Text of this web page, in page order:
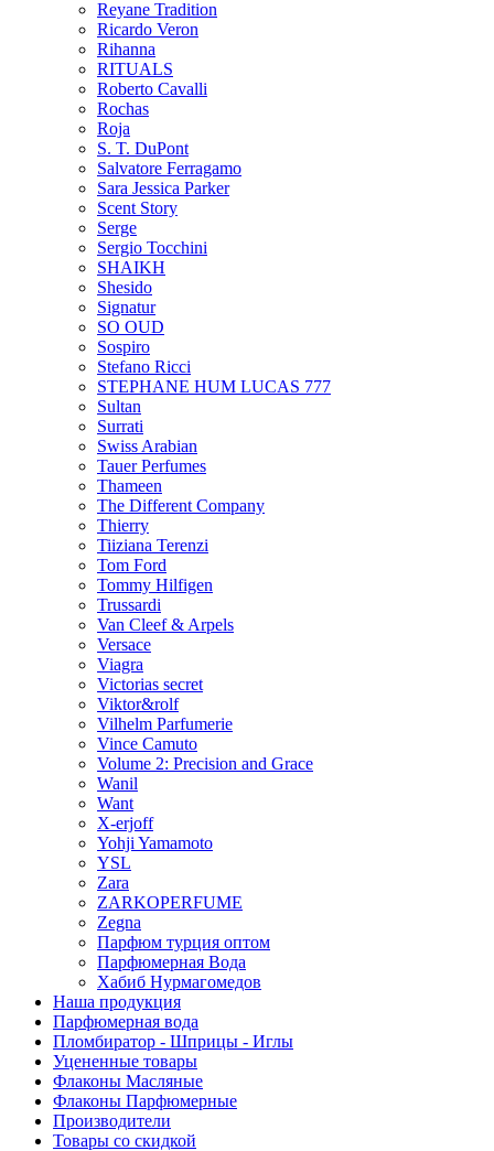
Reyane Tradition
Ricardo Veron
Rihanna
RITUALS
Roberto Cavalli
Rochas
Roja
S. T. DuPont
Salvatore Ferragamo
Sara Jessica Parker
Scent Story
Serge
Sergio Tocchini
SHAIKH
Shesido
Signatur
SO OUD
Sospiro
Stefano Ricci
STEPHANE HUM LUCAS 777
Sultan
Surrati
Swiss Arabian
Tauer Perfumes
Thameen
The Different Company
Thierry
Tiiziana Terenzi
Tom Ford
Tommy Hilfigen
Trussardi
Van Cleef & Arpels
Versace
Viagra
Victorias secret
Viktor&rolf
Vilhelm Parfumerie
Vince Camuto
Volume 2: Precision and Grace
Wanil
Want
X-erjoff
Yohji Yamamoto
YSL
Zara
ZARKOPERFUME
Zegna
Парфюм турция оптом
Парфюмерная Вода
Хабиб Нурмагомедов
Наша продукция
Парфюмерная вода
Пломбиратор - Шприцы - Иглы
Уцененные товары
Флаконы Масляные
Флаконы Парфюмерные
Производители
Товары со скидкой